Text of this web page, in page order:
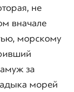
не
вначале
морскому
за
морей